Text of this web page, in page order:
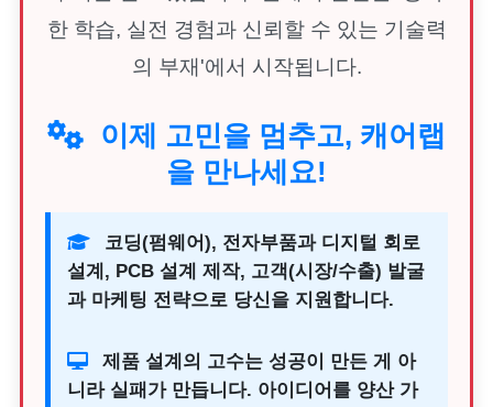
한 학습, 실전 경험과 신뢰할 수 있는 기술력
의 부재'에서 시작됩니다.
이제 고민을 멈추고, 캐어랩
을 만나세요!
코딩(펌웨어), 전자부품과 디지털 회로
설계, PCB 설계 제작, 고객(시장/수출) 발굴
과 마케팅 전략으로 당신을 지원합니다.
제품 설계의 고수는 성공이 만든 게 아
니라 실패가 만듭니다. 아이디어를 양산 가